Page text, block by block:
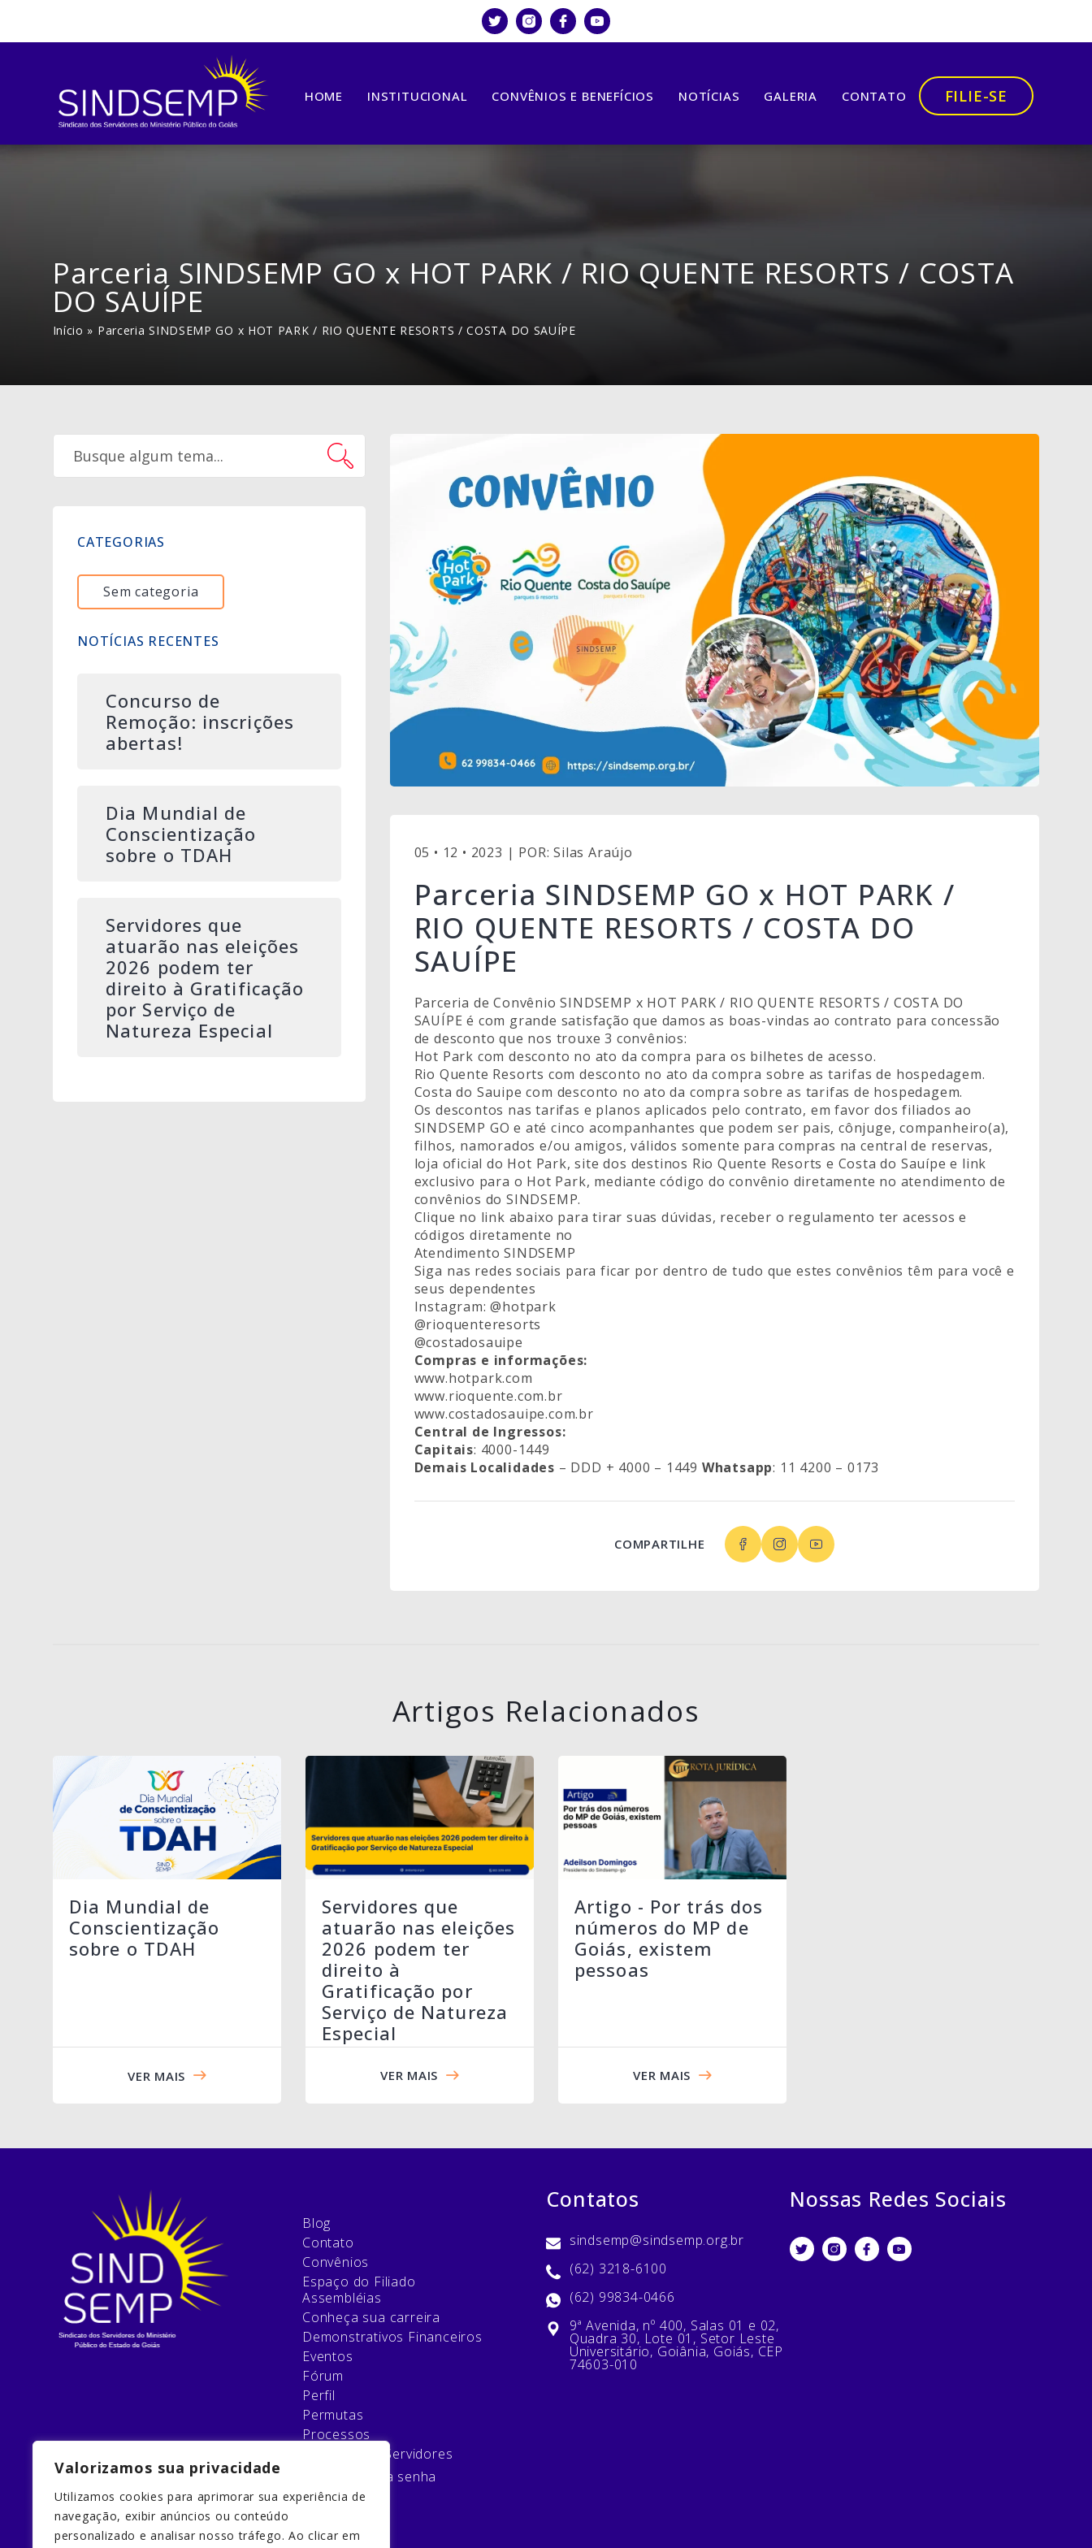
Valorizamos sua privacidade
Utilizamos cookies para aprimorar sua experiência de
navegação, exibir anúncios ou conteúdo
personalizado e analisar nosso tráfego. Ao clicar em
HOME INSTITUCIONAL CONVÊNIOS E BENEFÍCIOS NOTÍCIAS GALERIA CONTATO FILIE-SE
Parceria SINDSEMP GO x HOT PARK / RIO QUENTE RESORTS / COSTA
DO SAUÍPE
Início » Parceria SINDSEMP GO x HOT PARK / RIO QUENTE RESORTS / COSTA DO SAUÍPE
CATEGORIAS
Sem categoria
NOTÍCIAS RECENTES
Concurso de
Remoção: inscrições
abertas!
Dia Mundial de
Conscientização
sobre o TDAH
Servidores que
atuarão nas eleições
2026 podem ter
direito à Gratificação
por Serviço de
Natureza Especial
05 • 12 • 2023 | POR: Silas Araújo
Parceria SINDSEMP GO x HOT PARK /
RIO QUENTE RESORTS / COSTA DO
SAUÍPE
Parceria de Convênio SINDSEMP x HOT PARK / RIO QUENTE RESORTS / COSTA DO
SAUÍPE é com grande satisfação que damos as boas-vindas ao contrato para concessão
de desconto que nos trouxe 3 convênios:
Hot Park com desconto no ato da compra para os bilhetes de acesso.
Rio Quente Resorts com desconto no ato da compra sobre as tarifas de hospedagem.
Costa do Sauipe com desconto no ato da compra sobre as tarifas de hospedagem.
Os descontos nas tarifas e planos aplicados pelo contrato, em favor dos filiados ao
SINDSEMP GO e até cinco acompanhantes que podem ser pais, cônjuge, companheiro(a),
filhos, namorados e/ou amigos, válidos somente para compras na central de reservas,
loja oficial do Hot Park, site dos destinos Rio Quente Resorts e Costa do Sauípe e link
exclusivo para o Hot Park, mediante código do convênio diretamente no atendimento de
convênios do SINDSEMP.
Clique no link abaixo para tirar suas dúvidas, receber o regulamento ter acessos e
códigos diretamente no
Atendimento SINDSEMP
Siga nas redes sociais para ficar por dentro de tudo que estes convênios têm para você e
seus dependentes
Instagram:@hotpark
@rioquenteresorts
@costadosauipe
Compras e informações:
www.hotpark.com
www.rioquente.com.br
www.costadosauipe.com.br
Central de Ingressos:
Capitais: 4000-1449
Demais Localidades – DDD + 4000 – 1449 Whatsapp: 11 4200 – 0173
COMPARTILHE
Artigos Relacionados
Dia Mundial de
Conscientização
sobre o TDAH
VER MAIS
Servidores que
atuarão nas eleições
2026 podem ter
direito à
Gratificação por
Serviço de Natureza
Especial
VER MAIS
Artigo - Por trás dos
números do MP de
Goiás, existem
pessoas
VER MAIS
Blog
Contato
Convênios
Espaço do Filiado
Assembléias
Conheça sua carreira
Demonstrativos Financeiros
Eventos
Fórum
Perfil
Permutas
Processos
Relatório de Servidores
Esqueci minha senha
Filie-se
Home
Contatos
sindsemp@sindsemp.org.br
(62) 3218-6100
(62) 99834-0466
9ª Avenida, nº 400, Salas 01 e 02,
Quadra 30, Lote 01, Setor Leste
Universitário, Goiânia, Goiás, CEP
74603-010
Nossas Redes Sociais